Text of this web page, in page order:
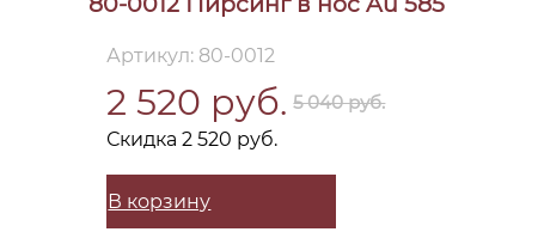
Артикул: 80-0012
2 520 руб. 5 040 руб.
Скидка 2 520 руб.
В корзину